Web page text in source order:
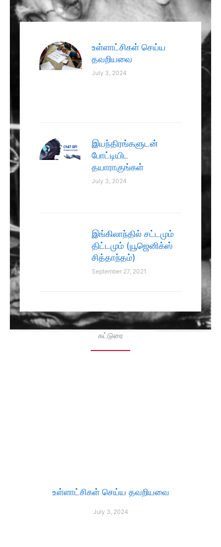
உள்ளாட்சிகள் செய்ய
தவறியவை
July 3, 2024
இயந்திரங்களுடன்
போட்டியிட
தயாராகுங்கள்
July 3, 2024
இங்கிலாந்தில் சட்டமும்
திட்டமும் (யூஜெனிக்ஸ்
சித்தாந்தம்)
September 27, 2021
கட்டுரை
உள்ளாட்சிகள் செய்ய தவறியவை
July 3, 2024